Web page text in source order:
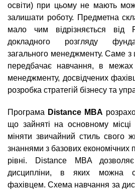
освіти) при цьому не мають
залишати роботу. Предметна
мало чим відрізняється від
докладного розгляду
загального менеджменту. Саме з
передбачає навчання, в межах
менеджменту, досвідчених
розробка стратегій бізнесу та
Програма Distance MBA
що зайняті на основному
міняти звичайний стиль свого
знаннями з базових економічних
рівні. Distance MBA
дисципліни, в яких можна
фахівцем. Схема навчання за